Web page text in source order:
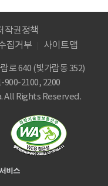
작권정책
집거부
사이트맵
로 640 (빛가람동 352)
900-2100, 2200
All Rights Reserved.